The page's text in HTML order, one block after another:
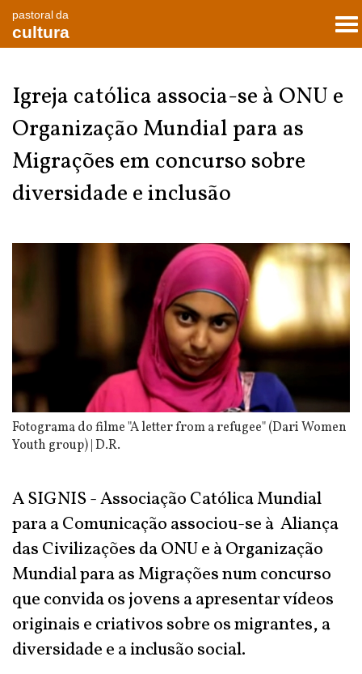
pastoral da
cultura
Igreja católica associa-se à ONU e
Organização Mundial para as
Migrações em concurso sobre
diversidade e inclusão
Fotograma do filme "A letter from a refugee" (Dari Women
Youth group) | D.R.
A SIGNIS - Associação Católica Mundial
para a Comunicação associou-se à Aliança
das Civilizações da ONU e à Organização
Mundial para as Migrações num concurso
que convida os jovens a apresentar vídeos
originais e criativos sobre os migrantes, a
diversidade e a inclusão social.